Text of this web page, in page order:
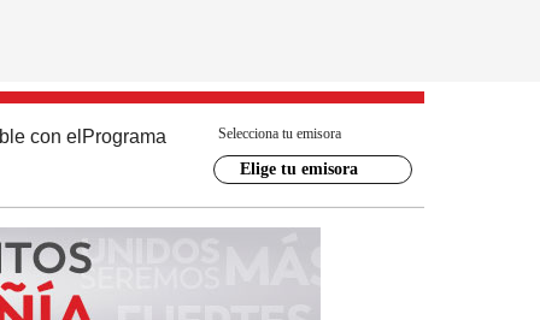
con el Programa Selecciona tu emisora
Elige tu emisora